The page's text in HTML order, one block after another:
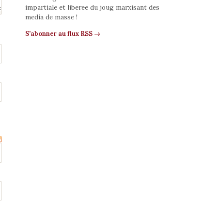
impartiale et liberee du joug marxisant des
media de masse !
S'abonner au flux RSS →